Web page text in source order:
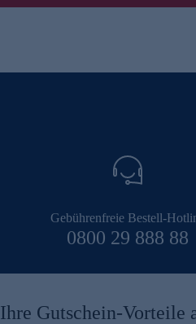
Gebührenfreie Bestell-
0800 29 888 88
Ihre Gutschein-Vorteile